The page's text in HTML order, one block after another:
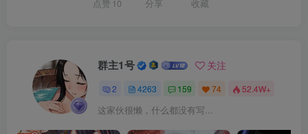
点赞 10 分享 收藏
群主1号 关注
2 4263 159 74 52.4W+
这家伙很懒，什么都没有写...